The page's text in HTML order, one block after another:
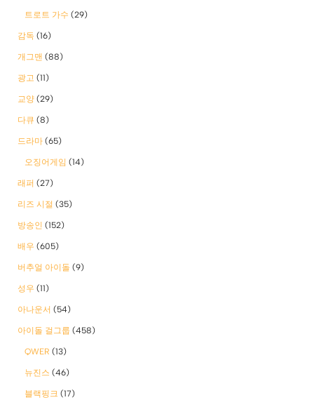
트로트 가수 (29)
감독 (16)
개그맨 (88)
광고 (11)
교양 (29)
다큐 (8)
드라마 (65)
오징어게임 (14)
래퍼 (27)
리즈 시절 (35)
방송인 (152)
배우 (605)
버추얼 아이돌 (9)
성우 (11)
아나운서 (54)
아이돌 걸그룹 (458)
QWER (13)
뉴진스 (46)
블랙핑크 (17)